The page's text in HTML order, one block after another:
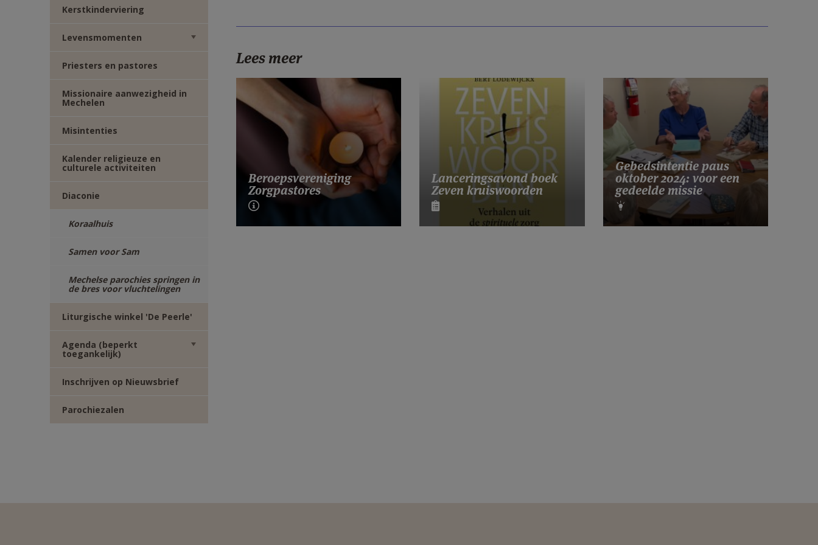
Kerstkinderviering
Levensmomenten
Priesters en pastores
Missionaire aanwezigheid in
Mechelen
Misintenties
Kalender religieuze en
culturele activiteiten
Diaconie
Koraalhuis
Samen voor Sam
Mechelse parochies springen in
de bres voor vluchtelingen
Liturgische winkel 'De Peerle'
Agenda (beperkt
toegankelijk)
Inschrijven op Nieuwsbrief
Parochiezalen
Lees meer
Beroepsvereniging
Zorgpastores
Lanceringsavond boek
Zeven kruiswoorden
Gebedsintentie paus
oktober 2024: voor een
gedeelde missie